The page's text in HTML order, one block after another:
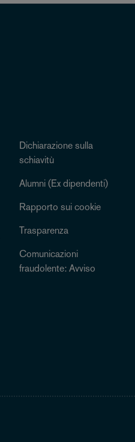
Dichiarazione sulla
schiavitù
Alumni (Ex dipendenti)
Rapporto sui cookie
Trasparenza
Comunicazioni
fraudolente: Avviso